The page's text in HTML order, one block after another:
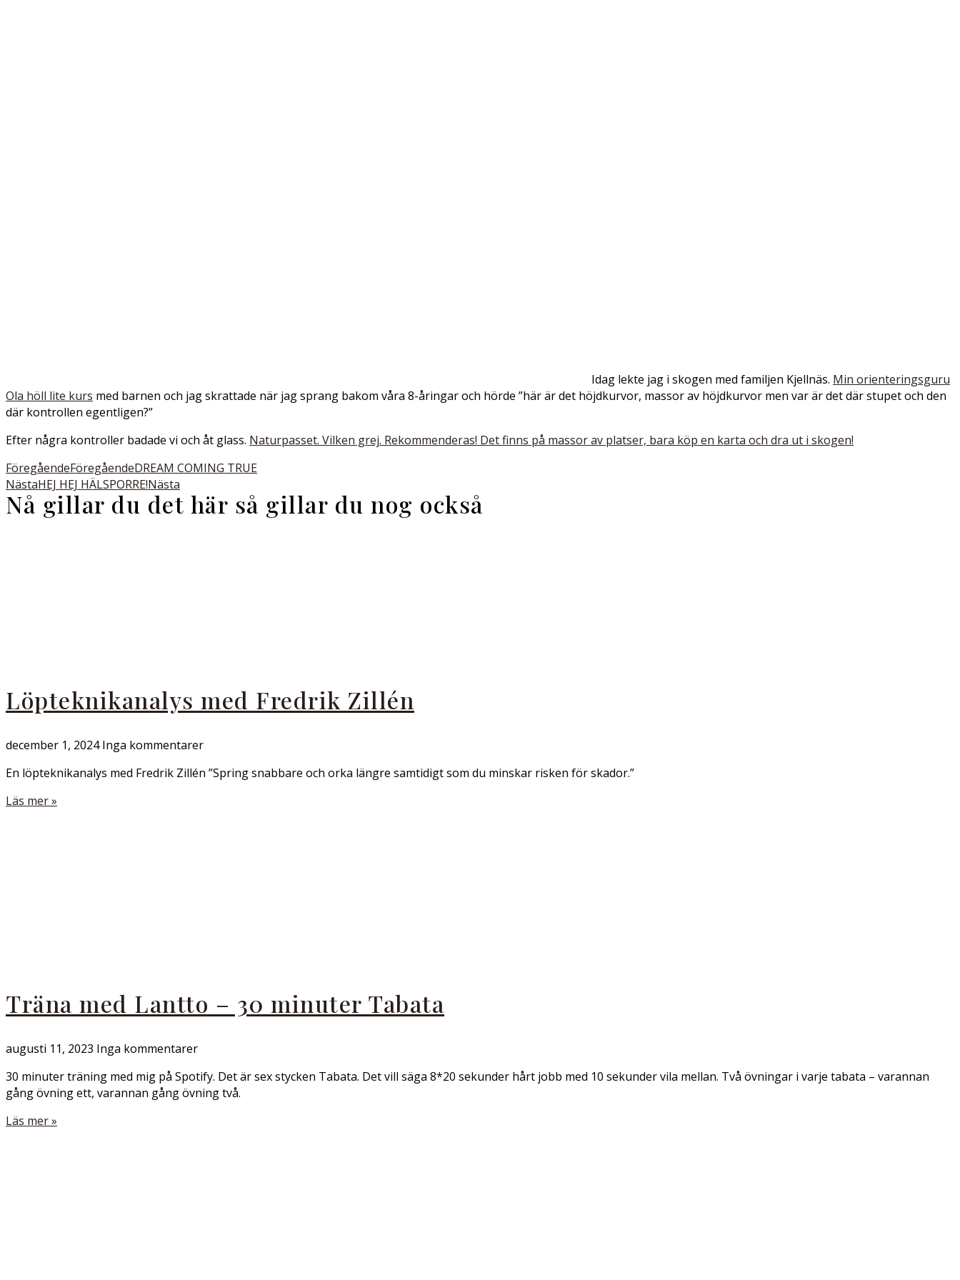
Idag lekte jag i skogen med familjen Kjellnäs. Min orienteringsguru
Ola höll lite kurs med barnen och jag skrattade när jag sprang bakom våra 8-åringar och hörde ”här är det höjdkurvor, massor av höjdkurvor men var är det där stupet och den
där kontrollen egentligen?”
Efter några kontroller badade vi och åt glass. Naturpasset. Vilken grej. Rekommenderas! Det finns på massor av platser, bara köp en karta och dra ut i skogen!
FöregåendeFöregåendeDREAM COMING TRUE
NästaHEJ HEJ HÄLSPORRE!Nästa
Nå gillar du det här så gillar du nog också
Löpteknikanalys med Fredrik Zillén
december 1, 2024Inga kommentarer
En löpteknikanalys med Fredrik Zillén ”Spring snabbare och orka längre samtidigt som du minskar risken för skador.”
Läs mer »
Träna med Lantto – 30 minuter Tabata
augusti 11, 2023 Inga kommentarer
30 minuter träning med mig på Spotify. Det är sex stycken Tabata. Det vill säga 8*20 sekunder hårt jobb med 10 sekunder vila mellan. Två övningar i varje tabata – varannan
gång övning ett, varannan gång övning två.
Läs mer »